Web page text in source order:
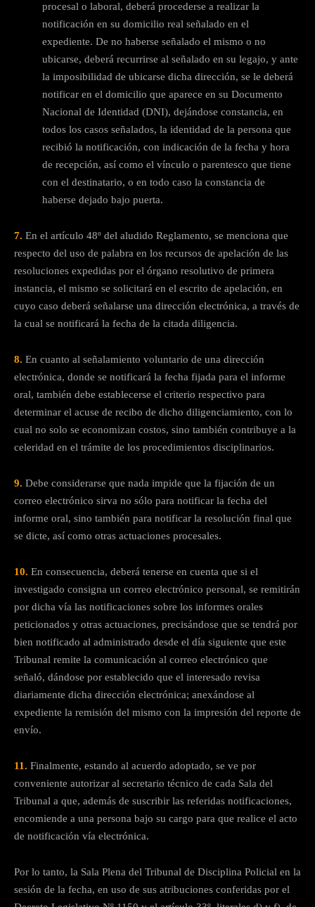
procesal o laboral, deberá procederse a realizar la
notificación en su domicilio real señalado en el
expediente. De no haberse señalado el mismo o no
ubicarse, deberá recurrirse al señalado en su legajo, y ante
la imposibilidad de ubicarse dicha dirección, se le deberá
notificar en el domicilio que aparece en su Documento
Nacional de Identidad (DNI), dejándose constancia, en
todos los casos señalados, la identidad de la persona que
recibió la notificación, con indicación de la fecha y hora
de recepción, así como el vínculo o parentesco que tiene
con el destinatario, o en todo caso la constancia de
haberse dejado bajo puerta.
7. En el artículo 48º del aludido Reglamento, se menciona que
respecto del uso de palabra en los recursos de apelación de las
resoluciones expedidas por el órgano resolutivo de primera
instancia, el mismo se solicitará en el escrito de apelación, en
cuyo caso deberá señalarse una dirección electrónica, a través de
la cual se notificará la fecha de la citada diligencia.
8. En cuanto al señalamiento voluntario de una dirección
electrónica, donde se notificará la fecha fijada para el informe
oral, también debe establecerse el criterio respectivo para
determinar el acuse de recibo de dicho diligenciamiento, con lo
cual no solo se economizan costos, sino también contribuye a la
celeridad en el trámite de los procedimientos disciplinarios.
9. Debe considerarse que nada impide que la fijación de un
correo electrónico sirva no sólo para notificar la fecha del
informe oral, sino también para notificar la resolución final que
se dicte, así como otras actuaciones procesales.
10. En consecuencia, deberá tenerse en cuenta que si el
investigado consigna un correo electrónico personal, se remitirán
por dicha vía las notificaciones sobre los informes orales
peticionados y otras actuaciones, precisándose que se tendrá por
bien notificado al administrado desde el día siguiente que este
Tribunal remite la comunicación al correo electrónico que
señaló, dándose por establecido que el interesado revisa
diariamente dicha dirección electrónica; anexándose al
expediente la remisión del mismo con la impresión del reporte de
envío.
11. Finalmente, estando al acuerdo adoptado, se ve por
conveniente autorizar al secretario técnico de cada Sala del
Tribunal a que, además de suscribir las referidas notificaciones,
encomiende a una persona bajo su cargo para que realice el acto
de notificación vía electrónica.
Por lo tanto, la Sala Plena del Tribunal de Disciplina Policial en la
sesión de la fecha, en uso de sus atribuciones conferidas por el